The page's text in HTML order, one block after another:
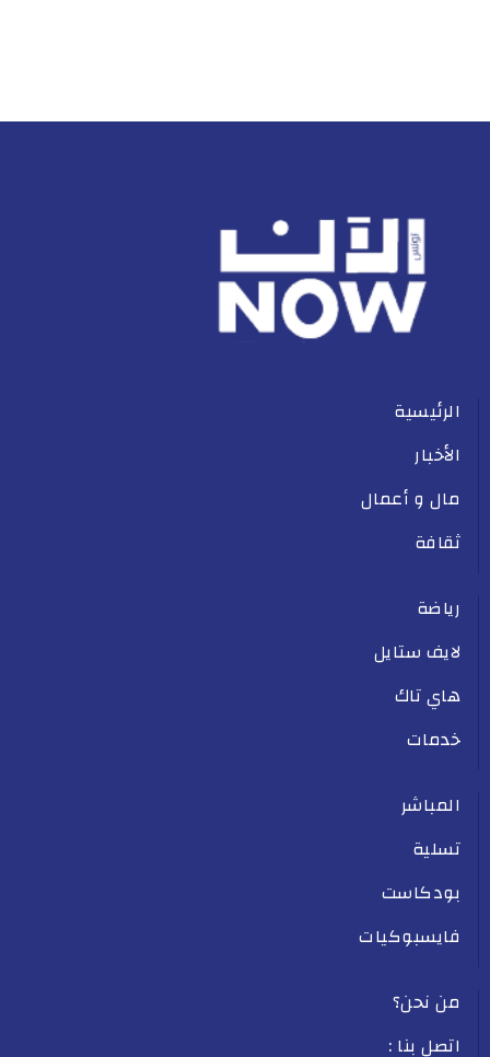
الرئيسية
الأخبار
مال و أعمال
ثقافة
رياضة
لايف ستايل
هاي تاك
خدمات
المباشر
تسلية
بودكاست
فايسبوكيات
من نحن؟
اتصل بنا :